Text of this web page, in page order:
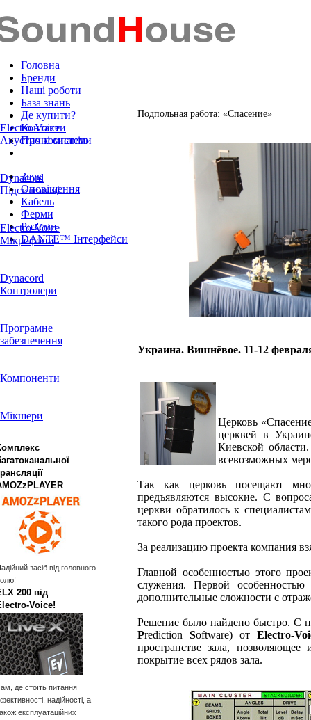
Головна
Бренди
Наші роботи
База знань
Де купити?
Контакти
Про компанію
Звук
Оповіщення
Кабель
Ферми
Роз'єми
DANTE™ Інтерфейси
Electro-Voice
Акустичні системи
Dynacord
Підсилювачі
Electro-Voice
Мікрофони
Dynacord
Контролери
Програмне
забезпечення
Компоненти
Мікшери
засіб від головного
200 від
де стоїть питання
надійності, а
експлуатаційних
Подпольная работа: «Спасение»
Украина. Вишнёвое. 11-12
Церковь
церквей в
Киевской
всевозможных
Так как церковь посещают
предъявляются высокие. С
церкви обратилось к
такого рода проектов.
За реализацию проекта компания
Главной особенностью этого
служения. Первой
дополнительные сложности с
Решение было найдено быстро. С
PredictionSoftware) от
пространстве зала,
покрытие всех рядов зала.